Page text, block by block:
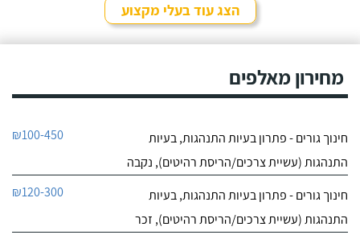
הצג עוד בעלי מקצוע
מחירון מאלפים
חינוך גורים - פתרון בעיות התנהגות, בעיות
התנהגות (עשיית צרכים/הריסת רהיטים), נקבה
₪100-450
חינוך גורים - פתרון בעיות התנהגות, בעיות
התנהגות (עשיית צרכים/הריסת רהיטים), זכר
₪120-300